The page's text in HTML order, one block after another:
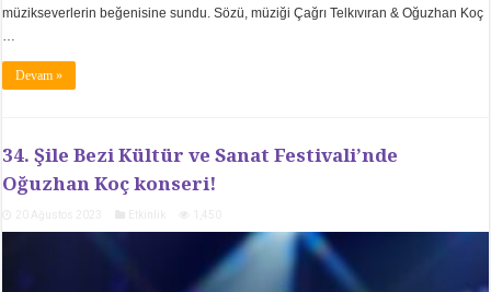
müzikseverlerin beğenisine sundu. Sözü, müziği Çağrı Telkıvıran & Oğuzhan Koç
…
Devam »
34. Şile Bezi Kültür ve Sanat Festivali’nde
Oğuzhan Koç konseri!